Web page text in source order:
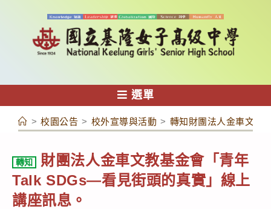
容
選單
> 校園公告 > 校外宣導與活動 > 轉知財團法人金車文教
轉知
財團法人金車文教基金會「青年
Talk SDGs—看見街頭的真實」線上
講座訊息。